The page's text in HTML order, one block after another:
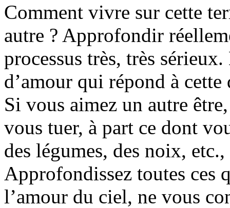
Comment vivre sur cette
autre ? Approfondir
processus très, très
d’amour qui répond à cette
Si vous aimez un autre
vous tuer, à part ce dont
des légumes, des noix,
Approfondissez toutes ces
l’amour du ciel, ne vous